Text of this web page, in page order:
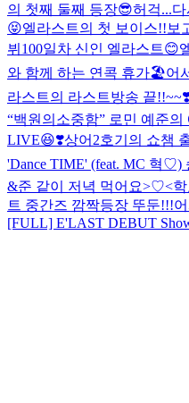
의 첫째 둘째 등장😎허걱...
😝엘라스트의 첫 보이스!!보
뷔100일차 신인 엘라스트😊
와 함께 하는 연콕 휴가🏖어
라스트의 라스트방송 끝
“백원의소중함” 로민 예준의
LIVE😆❣️상어2호기의 쇼챔
'Dance TIME' (feat. MC 혁♡)
&준 같이 저녁 먹어요>♡<
트 중간즈 깜짝등장 뚜둔!!!
[FULL] E'LAST DEBUT